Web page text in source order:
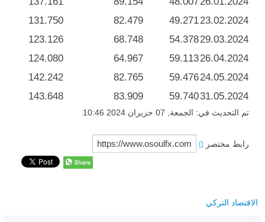
23.02.2024
49.271
82.479
131.750
29.03.2024
54.378
68.748
123.126
26.04.2024
59.113
64.967
124.080
24.05.2024
59.476
82.765
142.242
31.05.2024
59.740
83.909
143.648
تم التحديث في: الجمعة, 07 حزيران 2024 10:46
رابط مختصر
الاقتصاد التركي